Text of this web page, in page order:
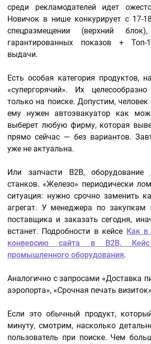
среди рекламодателей идет
Новичок в нише конкурирует с 17-
спецразмещении (верхний
гарантированных показов + Топ-
выдачи.
Есть особая категория продуктов,
«супергорячий». Их
только на поиске. Допустим,
ему нужен автоэвакуатор как
выберет любую фирму, которая
прямо сейчас — без вариантов.
уже не актуальна.
Или запчасти B2B,
станков. «Железо» периодически
ситуация: нужно срочно заменить
агрегат. У менеджера по закупкам
поставщика и заказать сегодня,
встанет. Подробности в кейсе Как в
конверсию сайта в B2B.
промышленного оборудования.
Аналогично с запросами «Доставка
аэропорта», «Срочная печать
Если это обычный продукт,
минуту, смотрим, насколько
пользователь при поиске. Чем